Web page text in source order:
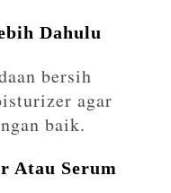
Dahulu
bersih
agar
baik.
Atau Serum